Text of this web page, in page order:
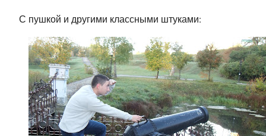
С пушкой и другими классными штуками: